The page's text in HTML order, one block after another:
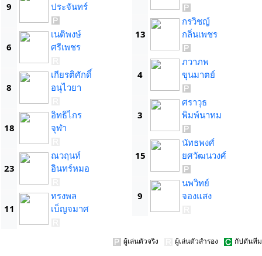
9
ประจันทร์
6
เนติพงษ์
ศรีเพชร
8
เกียรติศักดิ์
อนุไวยา
18
อิทธิไกร
จุฬา
23
ณวฤนท์
อินทร์หมอ
11
ทรงพล
เบ็ญจมาศ
13
กรวิชญ์
กลิ่นเพชร
4
ภวาภพ
ขุนมาตย์
3
ศราวุธ
พิมพ์นาทม
15
นัทธพงศ์
ยศวัฒนวงศ์
9
นพวิทย์
จองแสง
ผู้เล่นตัวจริง ผู้เล่นตัวสำรอง กัปตันทีม